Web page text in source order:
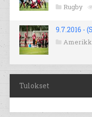
Rugby
9.7.2016 -
Tulokset